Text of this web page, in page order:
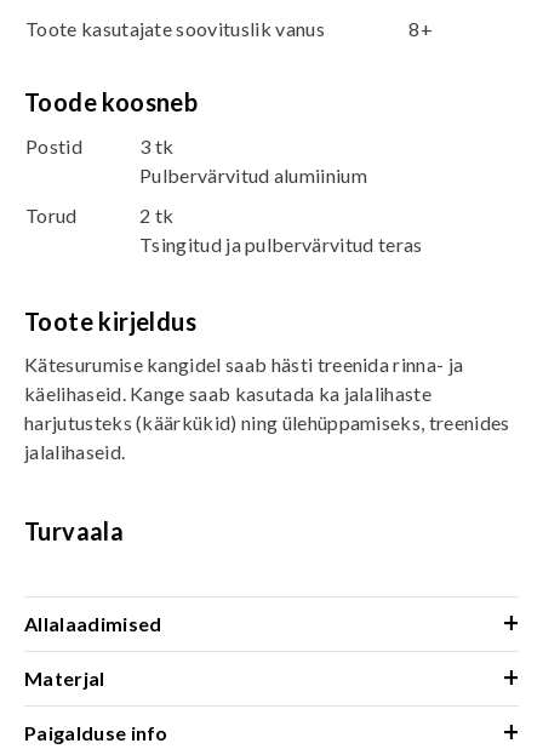
Toote kasutajate soovituslik vanus
8+
Toode koosneb
Postid
3 tk
Pulbervärvitud alumiinium
Torud
2 tk
Tsingitud ja pulbervärvitud teras
Toote kirjeldus
Kätesurumise kangidel saab hästi treenida rinna- ja
käelihaseid. Kange saab kasutada ka jalalihaste
harjutusteks (käärkükid) ning ülehüppamiseks, treenides
jalalihaseid.
Turvaala
Allalaadimised +
Materjal +
Paigalduse info +